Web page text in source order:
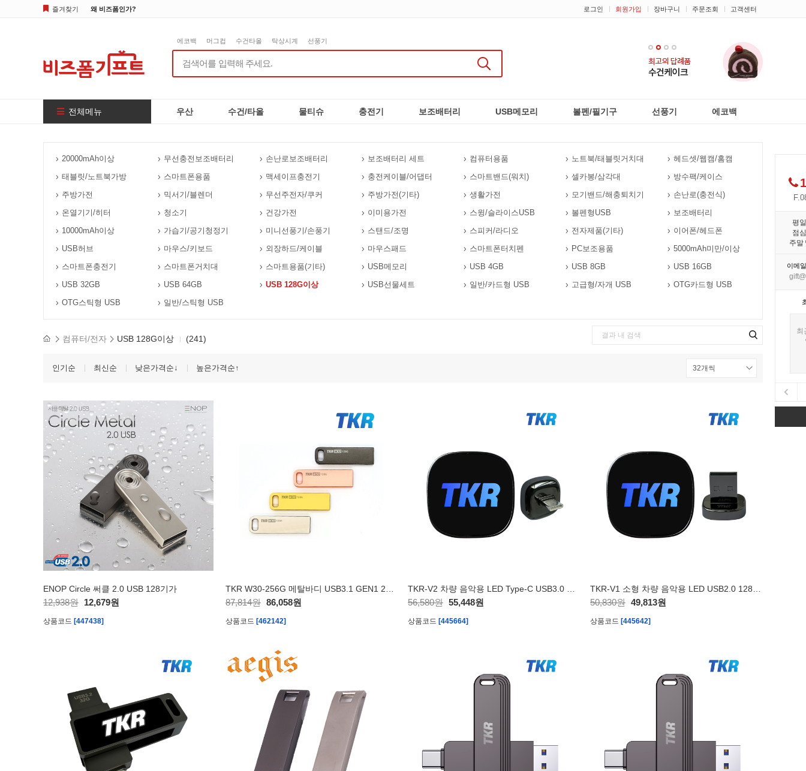
즐겨찾기 왜 비즈폼인가? 로그인 회원가입 장바구니 주문조회 고객센터
에코백 머그컵 수건타올 탁상시계 선풍기
1 2 3 4
전체메뉴 우산 수건/타올 물티슈 충전기 보조배터리 USB메모리 볼펜/필기구 선풍기 에코백
평일
점심
주말
이메
최
20000mAh이상 무선충전보조배터리 손난로보조배터리 보조배터리 세트 컴퓨터용품 노트북/태블릿거치대
헤드셋/웹캠/홈캠
태블릿/노트북가방
스마트폰용품 맥세이프충전기 충전케이블/어댑터 스마트밴드(워치) 셀카봉/삼각대
방수팩/케이스
주방가전
믹서기/블렌더 무선주전자/쿠커 주방가전(기타) 생활가전 모기밴드/해충퇴치기
손난로(충전식)
온열기기/히터
청소기 건강가전 이미용가전 스윙/슬라이스USB 볼펜형USB
보조배터리
10000mAh이상
가습기/공기청정기 미니선풍기/손풍기 스탠드/조명 스피커/라디오 전자제품(기타)
이어폰/헤드폰
USB허브
마우스/키보드 외장하드/케이블 마우스패드 스마트폰터치펜 PC보조용품
5000mAh미만/이상
스마트폰충전기
스마트폰거치대 스마트용품(기타) USB메모리 USB 4GB USB 8GB
USB 16GB
USB 32GB
USB 64GB USB 128G이상 USB선물세트 일반/카드형 USB 고급형/자개 USB
OTG카드형 USB
OTG스틱형 USB
일반/스틱형 USB
컴퓨터/전자 USB 128G이상 (241)
인기순 최신순 낮은가격순↓ 높은가격순↑
ENOP Circle 써클 2.0 USB 128기가
12,938원 12,679원
상품코드 [447438]
87,814원 86,058원
상품코드 [462142]
56,580원 55,448원
상품코드 [445664]
50,830원 49,813원
상품코드 [445642]